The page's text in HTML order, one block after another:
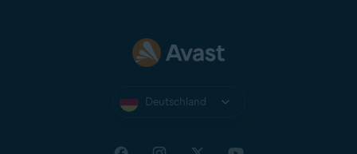
Deutschland